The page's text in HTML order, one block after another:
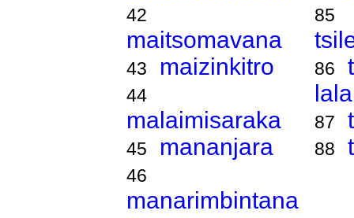
42
maitsomavana
43 maizinkitro
44
malaimisaraka
45 mananjara
46
manarimbintana
85
86
87
88